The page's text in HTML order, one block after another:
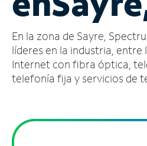
cuenta
Encuentra
una
tienda
En la zona de Sayre,
líderes en la industria, entre
Internet con fibra óptica,
telefonía fija y servicios de